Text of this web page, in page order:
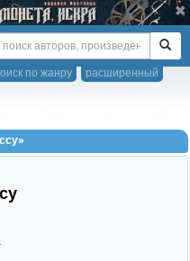
расширенный
по жанру